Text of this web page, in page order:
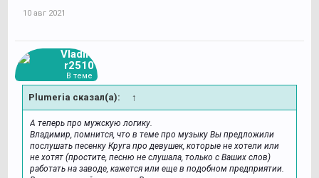
10 авг 2021
Vladimi
r2510
В теме
Plumeria сказал(а): ↑
А теперь про мужскую логику.
Владимир, помнится, что в теме про музыку Вы предложили
послушать песенку Круга про девушек, которые не хотели или
не хотят (простите, песню не слушала, только с Ваших слов)
работать на заводе, кажется или еще в подобном предприятии.